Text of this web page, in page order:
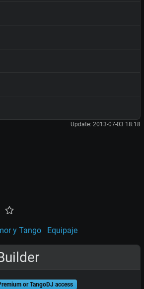
Update: 2013-07-03 18:18
y Tango Equipaje
or TangoDJ access